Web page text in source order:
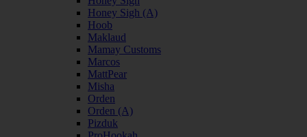
Honey Sigh (А)
Hoob
Maklaud
Mamay Customs
Marcos
MattPear
Misha
Orden
Orden (А)
Pizduk